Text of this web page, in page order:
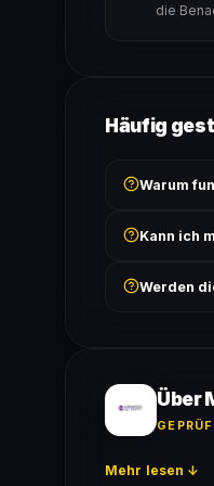
die
Häufig
Warum
Kann ich
Werden
Über
Mehr lesen ↓